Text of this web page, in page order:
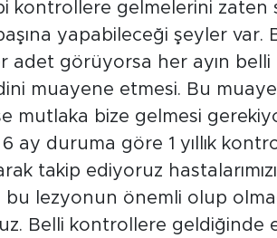
kontrollere gelmelerini zaten
yapabileceği şeyler var.
adet görüyorsa her ayın belli
muayene etmesi. Bu
mutlaka bize gelmesi
ay duruma göre 1 yıllık
takip ediyoruz
bu lezyonun önemli olup
Belli kontrollere geldiğinde